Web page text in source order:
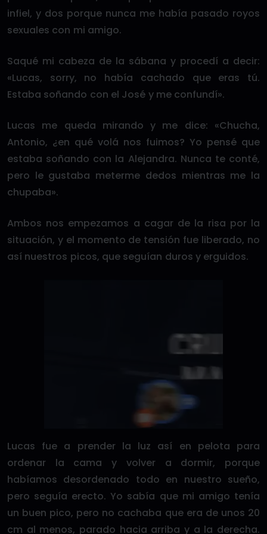
infiel, y dos porque nunca me había pasado royos
sexuales con mi amigo.
Saqué mi cabeza de la sábana y procedí a decir:
«Lucas, sorry, no había cachado que eras tú.
Estaba soñando con el José y me confundí».
Lucas me queda mirando y me dice: «Chucha,
Antonio, ¿en qué volá nos fuimos? Yo pensé que
estaba soñando con la Alejandra. Nunca te conté,
pero le gustaba meterme dedos mientras me la
chupaba».
Ambos nos empezamos a cagar de la risa por la
situación, y el momento de tensión fue liberado, no
así nuestros picos, que seguían duros y erguidos.
Lucas fue a prender la luz así en pelota para
ordenar la cama y volver a dormir, porque
habíamos desordenado todo en nuestro sueño,
pero seguía erecto. Yo sabía que mi amigo tenía
un buen pico, pero no cachaba que era de unos 20
cm al menos, parado hacia arriba y a la derecha.